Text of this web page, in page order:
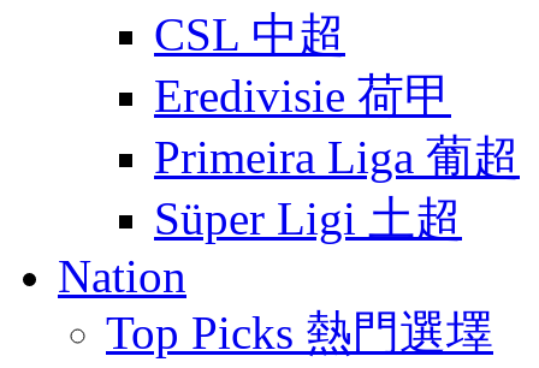
CSL 中超
Eredivisie 荷甲
Primeira Liga 葡超
Süper Ligi 土超
Nation
Top Picks 熱門選墿